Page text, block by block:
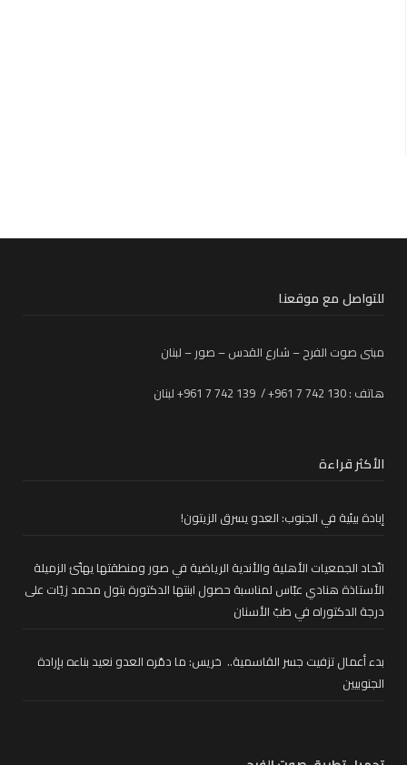
للتواصل مع موقعنا
مبنى صوت الفرح – شارع القدس – صور – لبنان
هاتف : 130 742 7 961+ / 139 742 7 961+ لبنان
الأكثر قراءة
إبادة بيئية في الجنوب: العدو يسرق الزيتون!
اتّحاد الجمعيات الأهلية والأندية الرياضية في صور ومنطقتها يهنّئ الزميلة
الأستاذة هنادي عبّاس لمناسبة حصول ابنتها الدكتورة بتول محمد زيّات على
درجة الدكتوراه في طبّ الأسنان
بدء أعمال تزفيت جسر القاسمية.. خريس: ما دمّره العدو نعيد بناءه بإرادة
الجنوبيين